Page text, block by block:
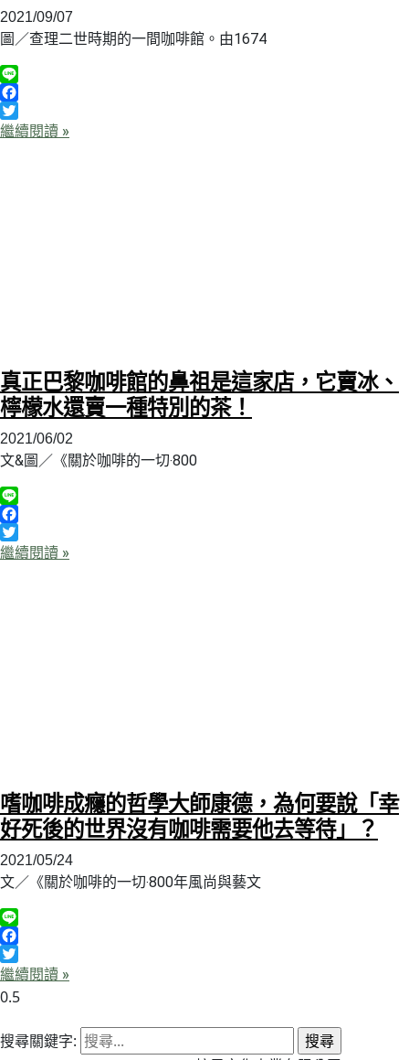
2021/09/07
圖／查理二世時期的一間咖啡館。由1674
Line
Facebook
Twitter
繼續閱讀 »
真正巴黎咖啡館的鼻祖是這家店，它賣冰、
檸檬水還賣一種特別的茶！
2021/06/02
文&圖／《關於咖啡的一切‧800
Line
Facebook
Twitter
繼續閱讀 »
嗜咖啡成癮的哲學大師康德，為何要說「幸
好死後的世界沒有咖啡需要他去等待」？
2021/05/24
文／《關於咖啡的一切‧800年風尚與藝文
Line
Facebook
Twitter
繼續閱讀 »
搜尋關鍵字: